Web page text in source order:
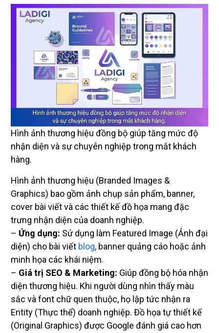
Hình ảnh thương hiệu đồng bộ giúp tăng mức độ
nhận diện và sự chuyên nghiệp trong mắt khách
hàng.
Hình ảnh thương hiệu (Branded Images &
Graphics) bao gồm ảnh chụp sản phẩm, banner,
cover bài viết và các thiết kế đồ họa mang đặc
trưng nhận diện của doanh nghiệp.
– Ứng dụng: Sử dụng làm Featured Image (Ảnh đại
diện) cho bài viết blog, banner quảng cáo hoặc ảnh
minh họa các khái niệm.
– Giá trị SEO & Marketing: Giúp đồng bộ hóa nhận
diện thương hiệu. Khi người dùng nhìn thấy màu
sắc và font chữ quen thuộc, họ lập tức nhận ra
Entity (Thực thể) doanh nghiệp. Đồ họa tự thiết kế
(Original Graphics) được Google đánh giá cao hơn